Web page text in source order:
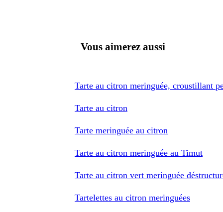
Vous aimerez aussi
Tarte au citron meringuée, croustillant
Tarte au citron
Tarte meringuée au citron
Tarte au citron meringuée au Timut
Tarte au citron vert meringuée
Tartelettes au citron meringuées